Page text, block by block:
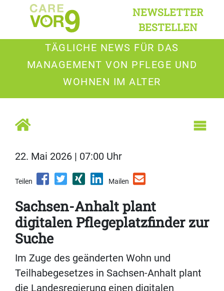
NEWSLETTER
BESTELLEN
TÄGLICHE NEWS FÜR DAS
MANAGEMENT VON PFLEGE UND
WOHNEN IM ALTER
22. Mai 2026 | 07:00 Uhr
Teilen Mailen
Sachsen-Anhalt plant
digitalen Pflegeplatzfinder zur
Suche
Im Zuge des geänderten Wohn und
Teilhabegesetzes in Sachsen-Anhalt plant
die Landesregierung einen digitalen